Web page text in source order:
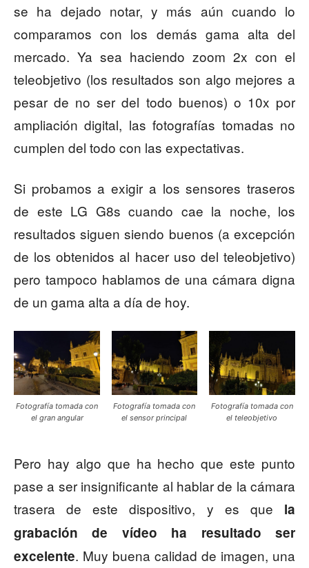
se ha dejado notar, y más aún cuando lo
comparamos con los demás gama alta del
mercado. Ya sea haciendo zoom 2x con el
teleobjetivo (los resultados son algo mejores a
pesar de no ser del todo buenos) o 10x por
ampliación digital, las fotografías tomadas no
cumplen del todo con las expectativas.
Si probamos a exigir a los sensores traseros
de este LG G8s cuando cae la noche, los
resultados siguen siendo buenos (a excepción
de los obtenidos al hacer uso del teleobjetivo)
pero tampoco hablamos de una cámara digna
de un gama alta a día de hoy.
Fotografía tomada con
el gran angular
Fotografía tomada con
el sensor principal
Fotografía tomada con
el teleobjetivo
Pero hay algo que ha hecho que este punto
pase a ser insignificante al hablar de la cámara
trasera de este dispositivo, y es que la
grabación de vídeo ha resultado ser
excelente. Muy buena calidad de imagen, una